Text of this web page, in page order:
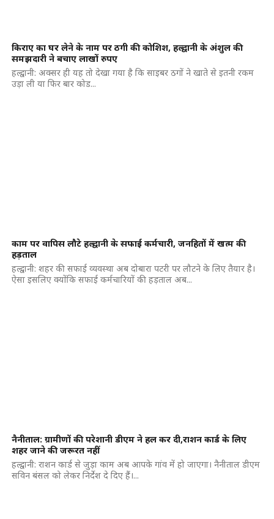
किराए का घर लेने के नाम पर ठगी की कोशिश, हल्द्वानी के अंशुल की
समझदारी ने बचाए लाखों रुपए
हल्द्वानी: अक्सर ही यह तो देखा गया है कि साइबर ठगों ने खाते से इतनी रकम
उड़ा ली या फिर बार कोड...
काम पर वापिस लौटे हल्द्वानी के सफाई कर्मचारी, जनहितों में खत्म की
हड़ताल
हल्द्वानी: शहर की सफाई व्यवस्था अब दोबारा पटरी पर लौटने के लिए तैयार है।
ऐसा इसलिए क्योंकि सफाई कर्मचारियों की हड़ताल अब...
नैनीताल: ग्रामीणों की परेशानी डीएम ने हल कर दी,राशन कार्ड के लिए
शहर जाने की जरूरत नहीं
हल्द्वानी: राशन कार्ड से जुड़ा काम अब आपके गांव में हो जाएगा। नैनीताल डीएम
सविन बंसल को लेकर निर्देश दे दिए हैं।...